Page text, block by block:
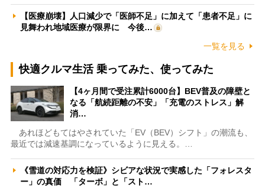
【医療崩壊】人口減少で「医師不足」に加えて「患者不足」に
見舞われ地域医療が限界に 今後…
一覧を見る
快適クルマ生活 乗ってみた、使ってみた
【4ヶ月間で受注累計6000台】BEV普及の障壁と
なる「航続距離の不安」「充電のストレス」解
消…
あれほどもてはやされていた「EV（BEV）シフト」の潮流も、
最近では減速基調になっているように見える。…
《雪道の対応力を検証》シビアな状況で実感した「フォレスタ
ー」の真価 「ターボ」と「スト…